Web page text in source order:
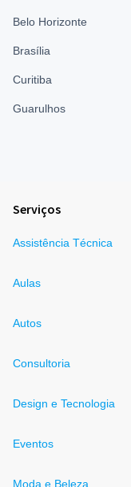
Belo Horizonte
Brasília
Curitiba
Guarulhos
Serviços
Assistência Técnica
Aulas
Autos
Consultoria
Design e Tecnologia
Eventos
Moda e Beleza